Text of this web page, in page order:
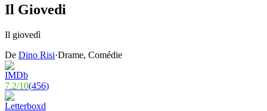
Il Giovedi
Il giovedì
De Dino Risi·Drame, Comédie
7.2/10(456)